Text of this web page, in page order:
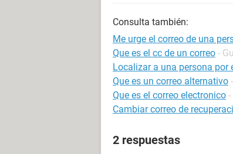
Consulta también:
Me urge el correo de una
Que es el cc de un correo -
Localizar a una persona
Que es un correo alternativo
Que es el correo electronico -
Cambiar correo de
2 respuestas